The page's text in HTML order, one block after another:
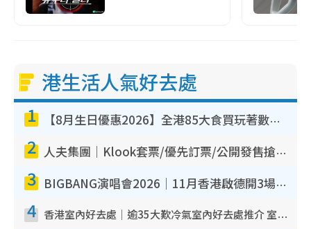
港生活人氣好去處
1 【8月生日優惠2026】全港85大食買玩著數攻略 自助餐/火鍋放題同行免費＋誠品/DONKI送現金券
2 人夫集團｜Klook套票/優先訂票/公開發售搶飛攻略！附票價.購票連結.場地座位表
3 BIGBANG演唱會2026｜11月香港啟德開3場！實名制VIP申請、優先購票攻略
4 香港室內好去處｜逾35大歎冷氣室內好去處推介 室內活動免費避雨無懼落雨